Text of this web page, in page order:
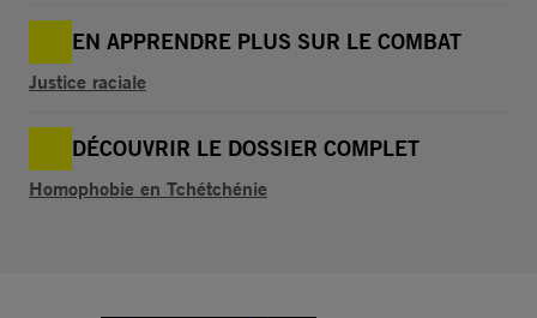
EN APPRENDRE PLUS SUR LE COMBAT
Justice raciale
DÉCOUVRIR LE DOSSIER COMPLET
Homophobie en Tchétchénie